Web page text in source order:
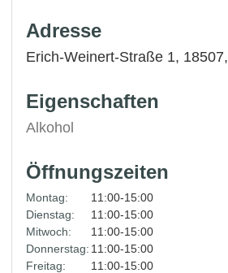
Adresse
Erich-Weinert-Straße 1, 18507,
Eigenschaften
Alkohol
Öffnungszeiten
Montag:
11:00-15:00
Dienstag:
11:00-15:00
Mitwoch:
11:00-15:00
Donnerstag: 11:00-15:00
Freitag:
11:00-15:00